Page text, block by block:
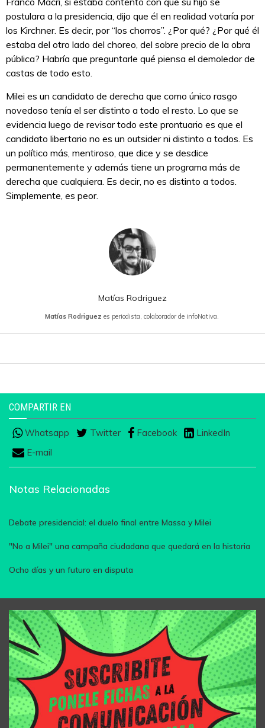
postulara a la presidencia, dijo que él en realidad votaría por
los Kirchner. Es decir, por “los chorros”. ¿Por qué? ¿Por qué él
estaba del otro lado del choreo, del sobre precio de la obra
pública? Habría que preguntarle qué piensa el demoledor de
castas de todo esto.
Milei es un candidato de derecha que como único rasgo
novedoso tenía el ser distinto a todo el resto. Lo que se
evidencia luego de revisar todo este prontuario es que el
candidato libertario no es un outsider ni distinto a todos. Es
un político más, mentiroso, que dice y se desdice
permanentemente y además tiene un programa más de
derecha que cualquiera. Es decir, no es distinto a todos.
Simplemente, es peor.
Matías Rodriguez
Matías Rodriguez es periodista, colaborador de infoNativa.
COMPARTIR EN
Whatsapp Twitter Facebook
LinkedIn
E-mail
Notas Relacionadas
Debate presidencial: el duelo final entre Massa y Milei
"No a Milei" una campaña ciudadana que quedará en la historia
Ocho días y un futuro en disputa